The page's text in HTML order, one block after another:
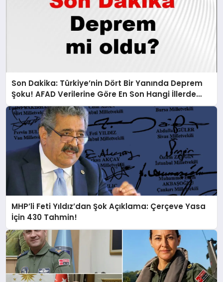
Son Dakika: Türkiye’nin Dört Bir Yanında Deprem
Şoku! AFAD Verilerine Göre En Son Hangi İllerde
Sallandı?
MHP’li Feti Yıldız’dan Şok Açıklama: Çerçeve Yasa
İçin 430 Tahmin!